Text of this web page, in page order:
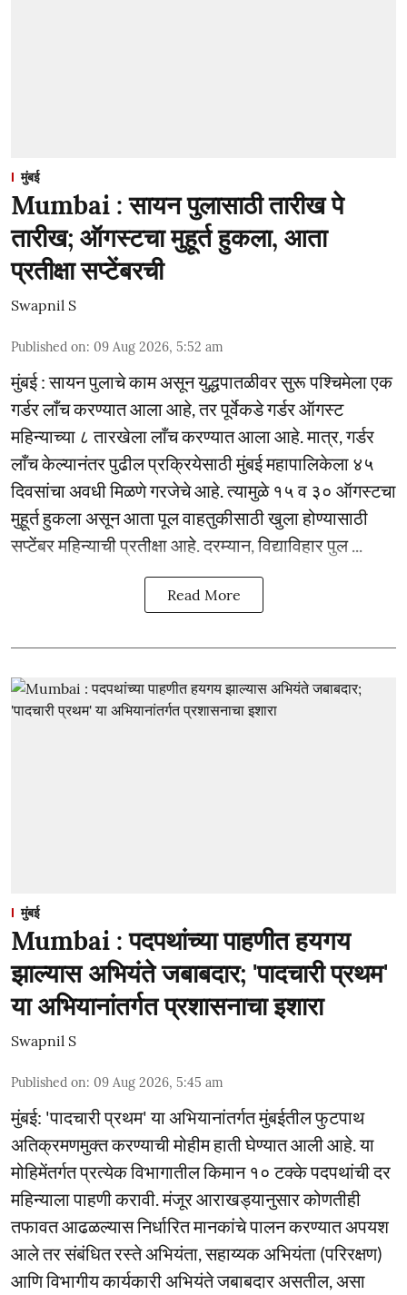
मुंबई
Mumbai : सायन पुलासाठी तारीख पे
तारीख; ऑगस्टचा मुहूर्त हुकला, आता
प्रतीक्षा सप्टेंबरची
Swapnil S
Published on: 09 Aug 2026, 5:52 am
मुंबई : सायन पुलाचे काम असून युद्धपातळीवर सुरू पश्चिमेला एक
गर्डर लाँच करण्यात आला आहे, तर पूर्वेकडे गर्डर ऑगस्ट
महिन्याच्या ८ तारखेला लाँच करण्यात आला आहे. मात्र, गर्डर
लाँच केल्यानंतर पुढील प्रक्रियेसाठी मुंबई महापालिकेला ४५
दिवसांचा अवधी मिळणे गरजेचे आहे. त्यामुळे १५ व ३० ऑगस्टचा
मुहूर्त हुकला असून आता पूल वाहतुकीसाठी खुला होण्यासाठी
सप्टेंबर महिन्याची प्रतीक्षा आहे. दरम्यान, विद्याविहार पुल ...
Read More
मुंबई
Mumbai : पदपथांच्या पाहणीत हयगय
झाल्यास अभियंते जबाबदार; 'पादचारी प्रथम'
या अभियानांतर्गत प्रशासनाचा इशारा
Swapnil S
Published on: 09 Aug 2026, 5:45 am
मुंबई: 'पादचारी प्रथम' या अभियानांतर्गत मुंबईतील फुटपाथ
अतिक्रमणमुक्त करण्याची मोहीम हाती घेण्यात आली आहे. या
मोहिमेंतर्गत प्रत्येक विभागातील किमान १० टक्के पदपथांची दर
महिन्याला पाहणी करावी. मंजूर आराखड्यानुसार कोणतीही
तफावत आढळल्यास निर्धारित मानकांचे पालन करण्यात अपयश
आले तर संबंधित रस्ते अभियंता, सहाय्यक अभियंता (परिरक्षण)
आणि विभागीय कार्यकारी अभियंते जबाबदार असतील, असा